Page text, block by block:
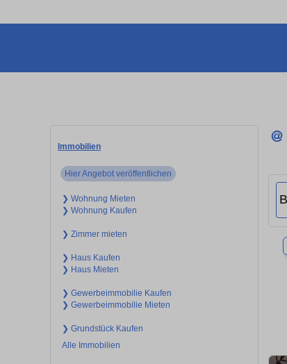
Immobilien
Hier Angebot veröffentlichen
❯ Wohnung Mieten
❯ Wohnung Kaufen
❯ Zimmer mieten
❯ Haus Kaufen
❯ Haus Mieten
❯ Gewerbeimmobilie Kaufen
❯ Gewerbeimmobilie Mieten
❯ Grundstück Kaufen
Alle Immobilien